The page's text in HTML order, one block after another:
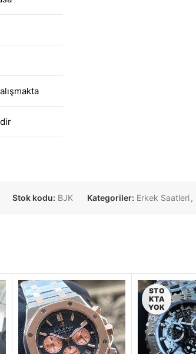
Stok kodu: BJK Kategoriler: Erkek Saatleri,
STO
KTA
YOK